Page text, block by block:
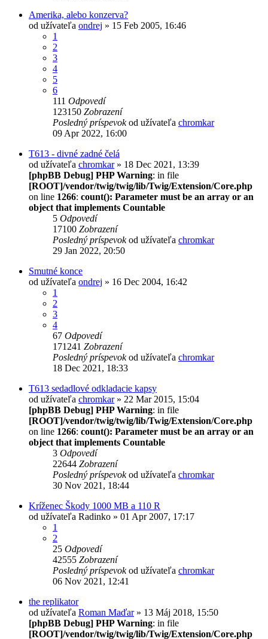
Amerika, alebo konzerva?
od užívateľa ondrej » 15 Feb 2005, 16:46
1
2
3
4
5
6
111 Odpovedí
123150 Zobrazení
Posledný príspevokod užívateľa chromkar
09 Apr 2022, 16:00
T613 - divné zadné čelá
od užívateľa chromkar» 18 Dec 2021, 13:39
[phpBB Debug] PHP Warning: in file
[ROOT]/vendor/twig/twig/lib/Twig/Extension/Core.php
on line 1266: count(): Parameter must be an array or an
object that implements Countable
5 Odpovedí
17100 Zobrazení
Posledný príspevokod užívateľa chromkar
29 Jan 2022, 20:50
Smutné konce
od užívateľa ondrej » 16 Dec 2004, 16:42
1
2
3
4
67 Odpovedí
171241 Zobrazení
Posledný príspevokod užívateľa chromkar
18 Dec 2021, 18:33
T613 sedadlové odkladacie kapsy
od užívateľa chromkar» 22 Mar 2015, 15:04
[phpBB Debug] PHP Warning: in file
[ROOT]/vendor/twig/twig/lib/Twig/Extension/Core.php
on line 1266: count(): Parameter must be an array or an
object that implements Countable
3 Odpovedí
22644 Zobrazení
Posledný príspevokod užívateľa chromkar
30 Nov 2021, 18:44
Kríženec Škody 1000 MB a 110 R
od užívateľa Radinko » 01 Apr 2007, 17:17
1
2
25 Odpovedí
42555 Zobrazení
Posledný príspevokod užívateľa chromkar
06 Nov 2021, 12:41
the replikator
od užívateľa Roman Maďar» 13 Máj 2018, 15:50
[phpBB Debug] PHP Warning: in file
[ROOT]/vendor/twig/twig/lib/Twig/Extension/Core.php